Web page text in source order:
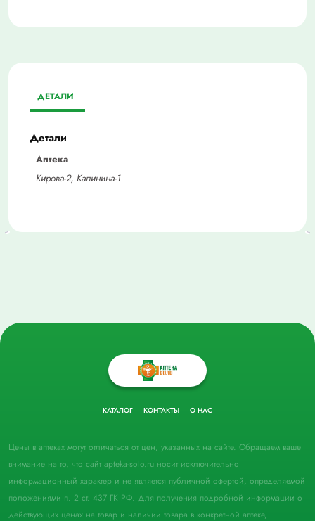
0,5
ДЕТАЛИ
Детали
Аптека
Кирова-2, Калинина-1
КАТАЛОГ КОНТАКТЫ О НАС
Цены в аптеках могут отличаться от цен, указанных на сайте. Обращаем ваше
внимание на то, что сайт apteka-solo.ru носит исключительно
информационный характер и не является публичной офертой, определяемой
положениями п. 2 ст. 437 ГК РФ. Для получения подробной информации о
действующих ценах на товар и наличии товара в конкретной аптеке,